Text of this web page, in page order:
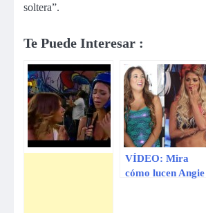
soltera”.
Te Puede Interesar :
VÍDEO: Mira
cómo lucen Angie